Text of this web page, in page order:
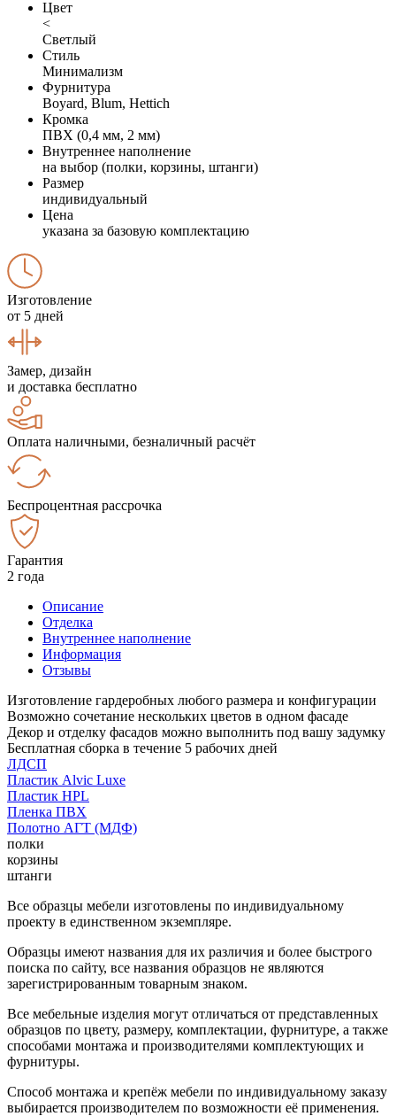
Цвет
<
Светлый
Стиль
Минимализм
Фурнитура
Boyard, Blum, Hettich
Кромка
ПВХ (0,4 мм, 2 мм)
Внутреннее наполнение
на выбор (полки, корзины, штанги)
Размер
индивидуальный
Цена
указана за базовую комплектацию
Изготовление
от 5 дней
Замер, дизайн
и доставка бесплатно
Оплата наличными, безналичный расчёт
Беспроцентная рассрочка
Гарантия
2 года
Описание
Отделка
Внутреннее наполнение
Информация
Отзывы
Изготовление гардеробных любого размера и конфигурации
Возможно сочетание нескольких цветов в одном фасаде
Декор и отделку фасадов можно выполнить под вашу задумку
Бесплатная сборка в течение 5 рабочих дней
ЛДСП
Пластик Alvic Luxe
Пластик HPL
Пленка ПВХ
Полотно АГТ (МДФ)
полки
корзины
штанги
Все образцы мебели изготовлены по индивидуальному
проекту в единственном экземпляре.
Образцы имеют названия для их различия и более быстрого
поиска по сайту, все названия образцов не являются
зарегистрированным товарным знаком.
Все мебельные изделия могут отличаться от представленных
образцов по цвету, размеру, комплектации, фурнитуре, а также
способами монтажа и производителями комплектующих и
фурнитуры.
Способ монтажа и крепёж мебели по индивидуальному заказу
выбирается производителем по возможности её применения.